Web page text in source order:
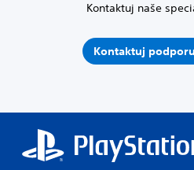
Kontaktuj naše
Kontaktuj